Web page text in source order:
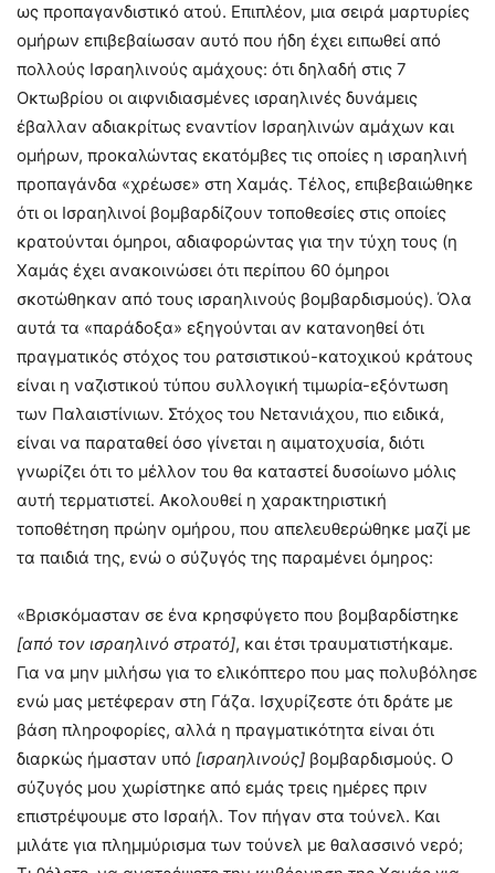
ως προπαγανδιστικό ατού. Επιπλέον, μια σειρά μαρτυρίες
ομήρων επιβεβαίωσαν αυτό που ήδη έχει ειπωθεί από
πολλούς Ισραηλινούς αμάχους: ότι δηλαδή στις 7
Οκτωβρίου οι αιφνιδιασμένες ισραηλινές δυνάμεις
έβαλλαν αδιακρίτως εναντίον Ισραηλινών αμάχων και
ομήρων, προκαλώντας εκατόμβες τις οποίες η ισραηλινή
προπαγάνδα «χρέωσε» στη Χαμάς. Τέλος, επιβεβαιώθηκε
ότι οι Ισραηλινοί βομβαρδίζουν τοποθεσίες στις οποίες
κρατούνται όμηροι, αδιαφορώντας για την τύχη τους (η
Χαμάς έχει ανακοινώσει ότι περίπου 60 όμηροι
σκοτώθηκαν από τους ισραηλινούς βομβαρδισμούς). Όλα
αυτά τα «παράδοξα» εξηγούνται αν κατανοηθεί ότι
πραγματικός στόχος του ρατσιστικού-κατοχικού κράτους
είναι η ναζιστικού τύπου συλλογική τιμωρία-εξόντωση
των Παλαιστίνιων. Στόχος του Νετανιάχου, πιο ειδικά,
είναι να παραταθεί όσο γίνεται η αιματοχυσία, διότι
γνωρίζει ότι το μέλλον του θα καταστεί δυσοίωνο μόλις
αυτή τερματιστεί. Ακολουθεί η χαρακτηριστική
τοποθέτηση πρώην ομήρου, που απελευθερώθηκε μαζί με
τα παιδιά της, ενώ ο σύζυγός της παραμένει όμηρος:
«Βρισκόμασταν σε ένα κρησφύγετο που βομβαρδίστηκε
[από τον ισραηλινό στρατό], και έτσι τραυματιστήκαμε.
Για να μην μιλήσω για το ελικόπτερο που μας πολυβόλησε
ενώ μας μετέφεραν στη Γάζα. Ισχυρίζεστε ότι δράτε με
βάση πληροφορίες, αλλά η πραγματικότητα είναι ότι
διαρκώς ήμασταν υπό [ισραηλινούς] βομβαρδισμούς. Ο
σύζυγός μου χωρίστηκε από εμάς τρεις ημέρες πριν
επιστρέψουμε στο Ισραήλ. Τον πήγαν στα τούνελ. Και
μιλάτε για πλημμύρισμα των τούνελ με θαλασσινό νερό;